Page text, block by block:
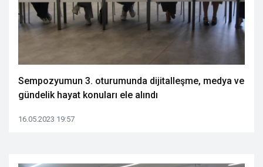
Sempozyumun 3. oturumunda dijitalleşme, medya ve
gündelik hayat konuları ele alındı
16.05.2023 19:57